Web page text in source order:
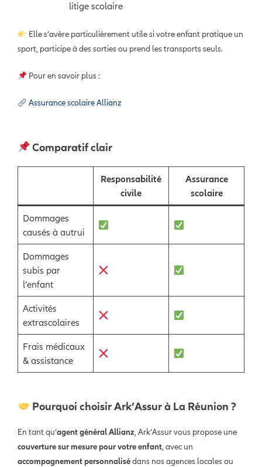
litige scolaire
Elle s’avère particulièrement utile si votre enfant pratique un
sport, participe à des sorties ou prend les transports seuls.
Pour en savoir plus :
Assurance scolaire Allianz
Comparatif clair
Responsabilité
civile
Assurance
scolaire
Dommages
causés à autrui
Dommages
subis par
l’enfant
Activités
extrascolaires
Frais médicaux
& assistance
Pourquoi choisir Ark’Assur à La Réunion ?
En tant qu’agent général Allianz, Ark’Assur vous propose une
couverture sur mesure pour votre enfant, avec un
accompagnement personnalisédans nos agences locales ou